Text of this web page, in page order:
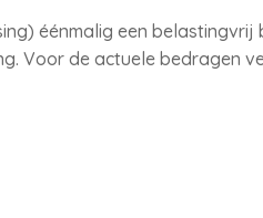
éénmalig een belastingvrij
Voor de actuele bedragen